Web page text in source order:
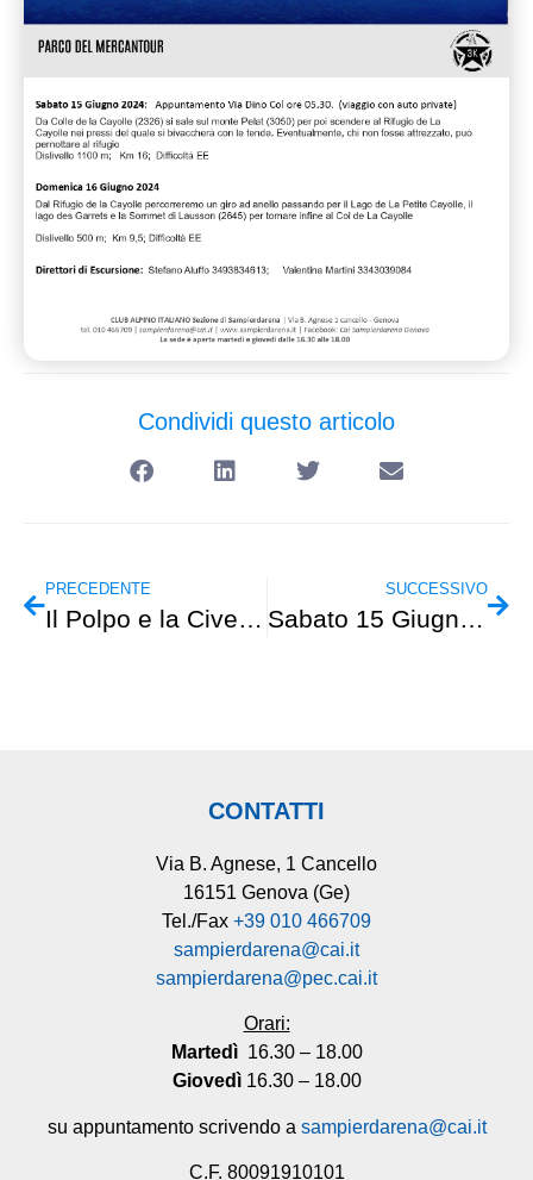
Condividi questo articolo
PRECEDENTE
Il Polpo e la Civetta – La brama della Libertà
SUCCESSIVO
Sabato 15 Giugno – Escursionismo – Stazzano-M.Spineto-Santuario Cà del Bello
CONTATTI
Via B. Agnese, 1 Cancello
16151 Genova (Ge)
Tel./Fax +39 010 466709
sampierdarena@cai.it
sampierdarena@pec.cai.it
Orari:
Martedì 16.30 – 18.00
Giovedì16.30 – 18.00
su appuntamento scrivendo a sampierdarena@cai.it
C.F. 80091910101